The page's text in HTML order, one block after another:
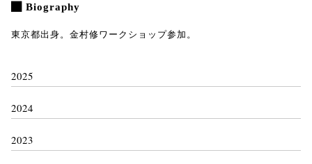
Biography
東京都出身。金村修ワークショップ参加。
2025
2024
2023